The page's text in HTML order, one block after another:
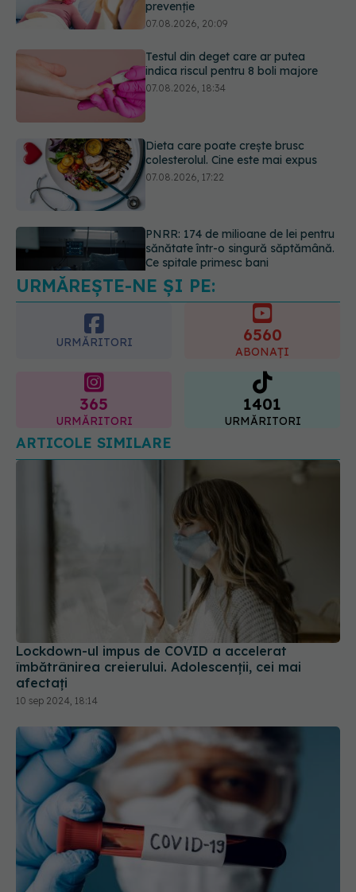
07.08.2026, 18:34
Dieta care poate crește brusc
colesterolul. Cine este mai expus
PNRR: 174 de milioane de lei pentru
sănătate într-o singură săptămână.
Ce spitale primesc bani
Ce spune culoarea ta preferată
despre vârsta pe care o ai. Care
este "codul cromatic" al generațiilor
07.08.2026, 21:29
URMĂREȘTE-NE ȘI PE:
URMĂRITORI
ABONAȚI
URMĂRITORI
1401
URMĂRITORI
ARTICOLE SIMILARE
Lockdown-ul impus de COVID a accelerat
îmbătrânirea creierului. Adolescenții, cei mai
10 sep 2024, 18:14
Ce trebuie să știi dacă ai avut COVID
13 dec 2025, 15:27